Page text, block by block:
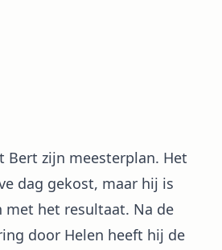
Bert zijn meesterplan. Het
dag gekost, maar hij is
met het resultaat. Na de
door Helen heeft hij de